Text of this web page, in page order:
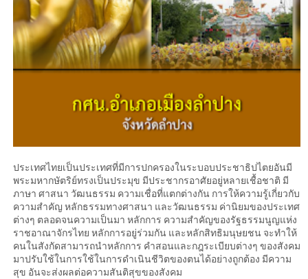
ประเทศไทยเป็นประเทศที่มีการปกครองในระบอบประชาธิปไตยอันมี
พระมหากษัตริย์ทรงเป็นประมุข มีประชากรอาศัยอยู่หลายเชื้อชาติ มี
ภาษา ศาสนา วัฒนธรรม ความเชื่อที่แตกต่างกัน การให้ความรู้เกี่ยวกับ
ความสำคัญ หลักธรรมทางศาสนา และวัฒนธรรม ค่านิยมของประเทศ
ต่างๆ ตลอดจนความเป็นมา หลักการ ความสำคัญของรัฐธรรมนูญแห่ง
ราชอาณาจักรไทย หลักการอยู่ร่วมกัน และหลักสิทธิมนุษยชน จะทำให้
คนในสังกัดสามารถนำหลักการ คำสอนและกฎระเบียบต่างๆ ของสังคม
มาปรับใช้ในการใช้ในการดำเนินชีวิตของตนได้อย่างถูกต้อง มีความ
สุข อันจะส่งผลต่อความสันติสุขของสังคม